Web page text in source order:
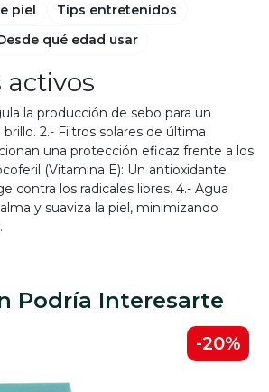
activos
la producción de sebo para un
2.- Filtros solares de última
una protección eficaz frente a los
(Vitamina E): Un antioxidante
contra los radicales libres. 4.- Agua
y suaviza la piel, minimizando
piel
Tips entretenidos
qué edad usar
Podría Interesarte
-20%